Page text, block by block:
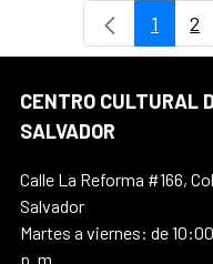
Página
1 2
CENTRO CULTURAL
SALVADOR
Calle La Reforma #166,
Salvador
Martes a viernes: de
p. m.